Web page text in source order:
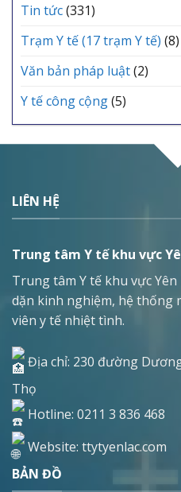
Tin tức(331)
Trạm Y tế (17 trạm Y tế) (8)
Văn bản pháp luật(2)
Y tế công cộng(5)
LIÊN HỆ
Trung tâm Y tế khu vực
Trung tâm Y tế khu vực
dặn kinh nghiệm, hệ thống
viên y tế nhiệt tình.
Địa chỉ: 230 đường
Thọ
Hotline: 0211 3 836 468
Website: ttytyenlac.com
BẢN ĐỒ